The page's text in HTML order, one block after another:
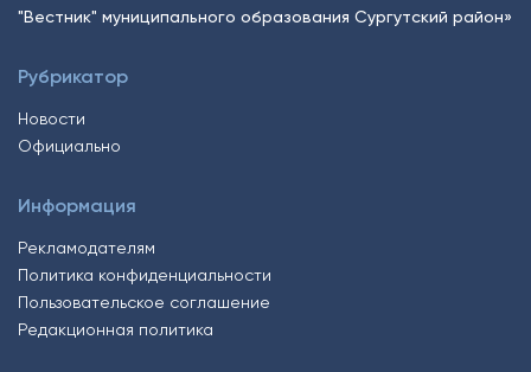
"Вестник" муниципального образования Сургутский район»
Рубрикатор
Новости
Официально
Информация
Рекламодателям
Политика конфиденциальности
Пользовательское соглашение
Редакционная политика